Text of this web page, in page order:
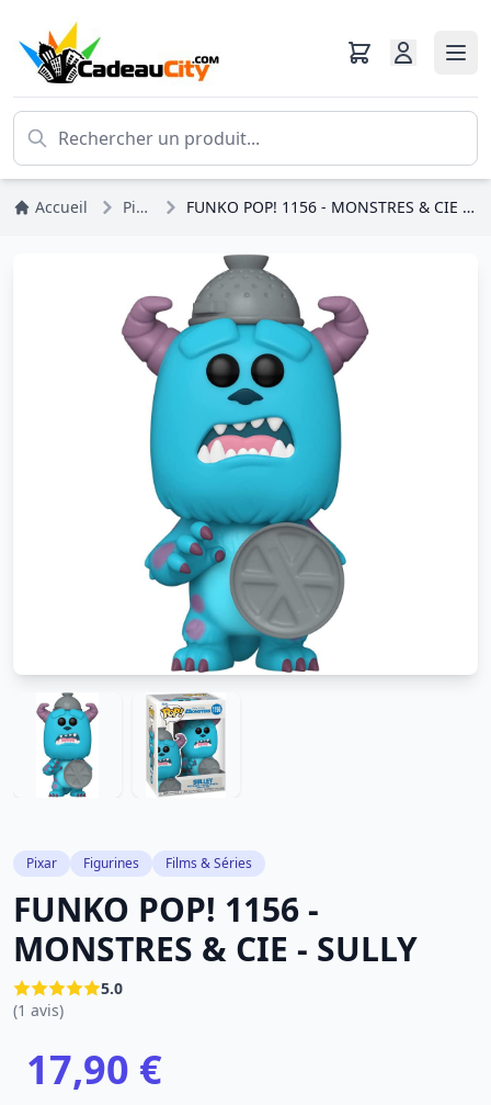
Accueil Pixar FUNKO POP! 1156 - MONSTRES & CIE - SULLY
Pixar Figurines Films & Séries
FUNKO POP! 1156 -
MONSTRES & CIE - SULLY
5.0
(1 avis)
17,90 €